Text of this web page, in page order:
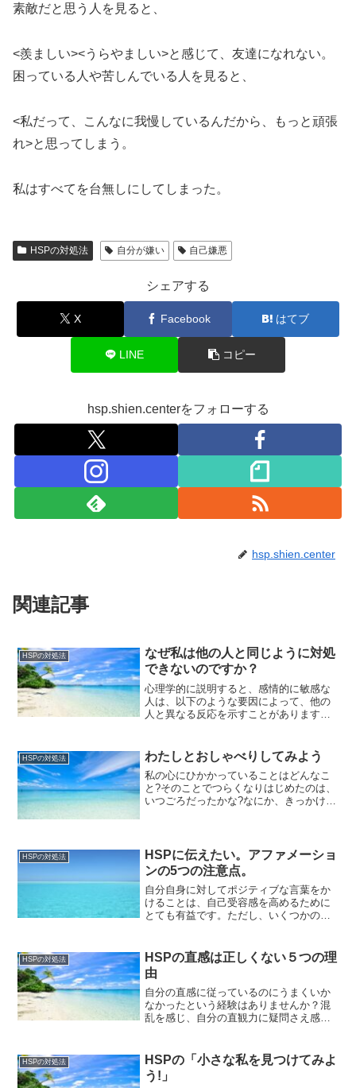
素敵だと思う人を見ると、
<羨ましい><うらやましい>と感じて、友達になれない。
困っている人や苦しんでいる人を見ると、
<私だって、こんなに我慢しているんだから、もっと頑張
れ>と思ってしまう。
私はすべてを台無しにしてしまった。
HSPの対処法 自分が嫌い 自己嫌悪
シェアする
X Facebook はてブ
LINE コピー
hsp.shien.centerをフォローする
hsp.shien.center
関連記事
HSPの対処法
なぜ私は他の人と同じように対処
できないのですか？
心理学的に説明すると、感情的に敏感な
人は、以下のような要因によって、他の
人と異なる反応を示すことがあります。
す。自己認識とは、自分自身についての
認識や理解の仕方のことであ...
HSPの対処法 わたしとおしゃべりしてみよう
私の心にひかかっていることはどんなこ
と?そのことでつらくなりはじめたのは、
いつごろだったかな?なにか、きっかけに
を「私は･...
HSPの対処法
HSPに伝えたい。アファメーショ
ンの5つの注意点。
自分自身に対してポジティブな言葉をか
けることは、自己受容感を高めるために
とても有益です。ただし、いくつかの注
いことですが、現実的であることが重要
です。現実に反することを...
HSPの対処法
HSPの直感は正しくない５つの理
由
自分の直感に従っているのにうまくいか
なかったという経験はありませんか？混
乱を感じ、自分の直観力に疑問さえ感じ
原因となり得る理由を説明しています。
そのうちのいくつかを次...
HSPの対処法
HSPの「小さな私を見つけてみよ
う!」